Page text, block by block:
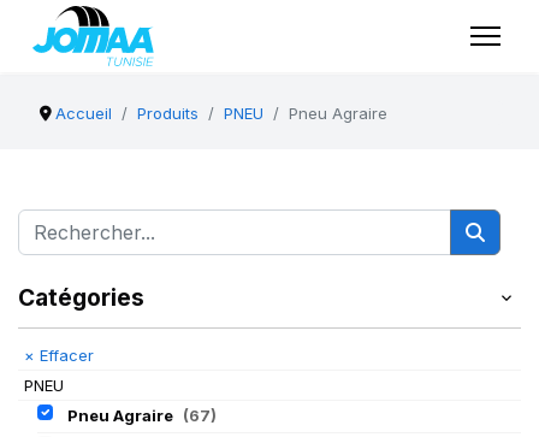
Accueil Produits PNEU Pneu Agraire
Catégories
× Effacer
PNEU
Pneu Agraire (67)